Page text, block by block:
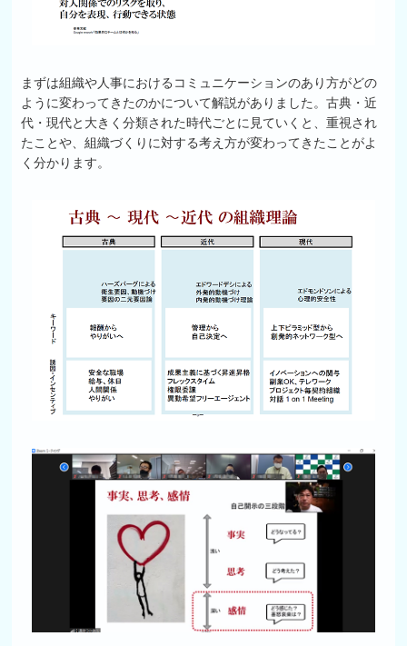
まずは組織や人事におけるコミュニケーションのあり方がどの
ように変わってきたのかについて解説がありました。古典・近
代・現代と大きく分類された時代ごとに見ていくと、重視され
たことや、組織づくりに対する考え方が変わってきたことがよ
く分かります。